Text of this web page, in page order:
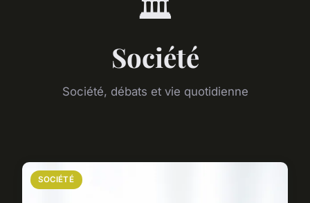
Société
Société, débats et vie quotidienne
SOCIÉTÉ